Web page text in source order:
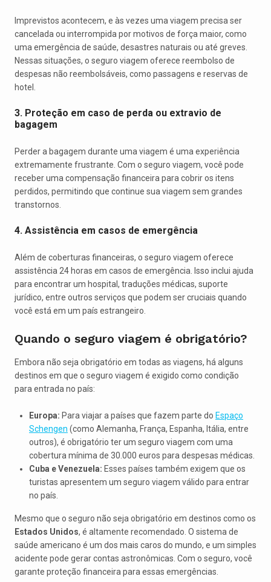
Imprevistos acontecem, e às vezes uma viagem precisa ser
cancelada ou interrompida por motivos de força maior, como
uma emergência de saúde, desastres naturais ou até greves.
Nessas situações, o seguro viagem oferece reembolso de
despesas não reembolsáveis, como passagens e reservas de
hotel.
3. Proteção em caso de perda ou extravio de
bagagem
Perder a bagagem durante uma viagem é uma experiência
extremamente frustrante. Com o seguro viagem, você pode
receber uma compensação financeira para cobrir os itens
perdidos, permitindo que continue sua viagem sem grandes
transtornos.
4. Assistência em casos de emergência
Além de coberturas financeiras, o seguro viagem oferece
assistência 24 horas em casos de emergência. Isso inclui ajuda
para encontrar um hospital, traduções médicas, suporte
jurídico, entre outros serviços que podem ser cruciais quando
você está em um país estrangeiro.
Quando o seguro viagem é obrigatório?
Embora não seja obrigatório em todas as viagens, há alguns
destinos em que o seguro viagem é exigido como condição
para entrada no país:
Europa: Para viajar a países que fazem parte do Espaço
Schengen (como Alemanha, França, Espanha, Itália, entre
outros), é obrigatório ter um seguro viagem com uma
cobertura mínima de 30.000 euros para despesas médicas.
Cuba e Venezuela: Esses países também exigem que os
turistas apresentem um seguro viagem válido para entrar
no país.
Mesmo que o seguro não seja obrigatório em destinos como os
Estados Unidos, é altamente recomendado. O sistema de
saúde americano é um dos mais caros do mundo, e um simples
acidente pode gerar contas astronômicas. Com o seguro, você
garante proteção financeira para essas emergências.